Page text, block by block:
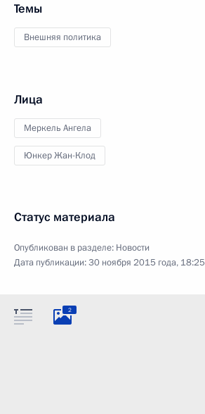
Темы
Внешняя политика
Лица
Меркель Ангела
Юнкер Жан-Клод
Статус материала
Опубликован в разделе: Новости
Дата публикации:30 ноября 2015 года, 18:25
2